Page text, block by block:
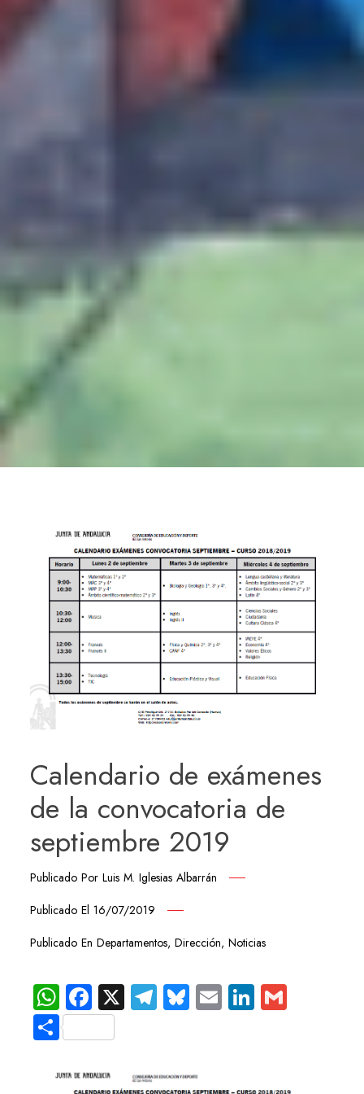
Calendario de exámenes
de la convocatoria de
septiembre 2019
Publicado PorLuis M. Iglesias Albarrán
Publicado El16/07/2019
Publicado EnDepartamentos,Dirección,Noticias
WhatsApp
Facebook
X Telegram
Bluesky
EmailLinkedIn
Compartir